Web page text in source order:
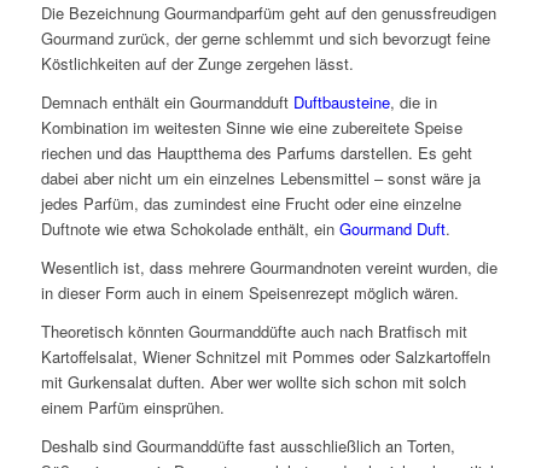
Die Bezeichnung Gourmandparfüm geht auf den genussfreudigen
Gourmand zurück, der gerne schlemmt und sich bevorzugt feine
Köstlichkeiten auf der Zunge zergehen lässt.
Demnach enthält ein Gourmandduft Duftbausteine, die in
Kombination im weitesten Sinne wie eine zubereitete Speise
riechen und das Hauptthema des Parfums darstellen. Es geht
dabei aber nicht um ein einzelnes Lebensmittel – sonst wäre ja
jedes Parfüm, das zumindest eine Frucht oder eine einzelne
Duftnote wie etwa Schokolade enthält, einGourmand Duft.
Wesentlich ist, dass mehrere Gourmandnoten vereint wurden, die
in dieser Form auch in einem Speisenrezept möglich wären.
Theoretisch könnten Gourmanddüfte auch nach Bratfisch mit
Kartoffelsalat, Wiener Schnitzel mit Pommes oder Salzkartoffeln
mit Gurkensalat duften. Aber wer wollte sich schon mit solch
einem Parfüm einsprühen.
Deshalb sind Gourmanddüfte fast ausschließlich an Torten,